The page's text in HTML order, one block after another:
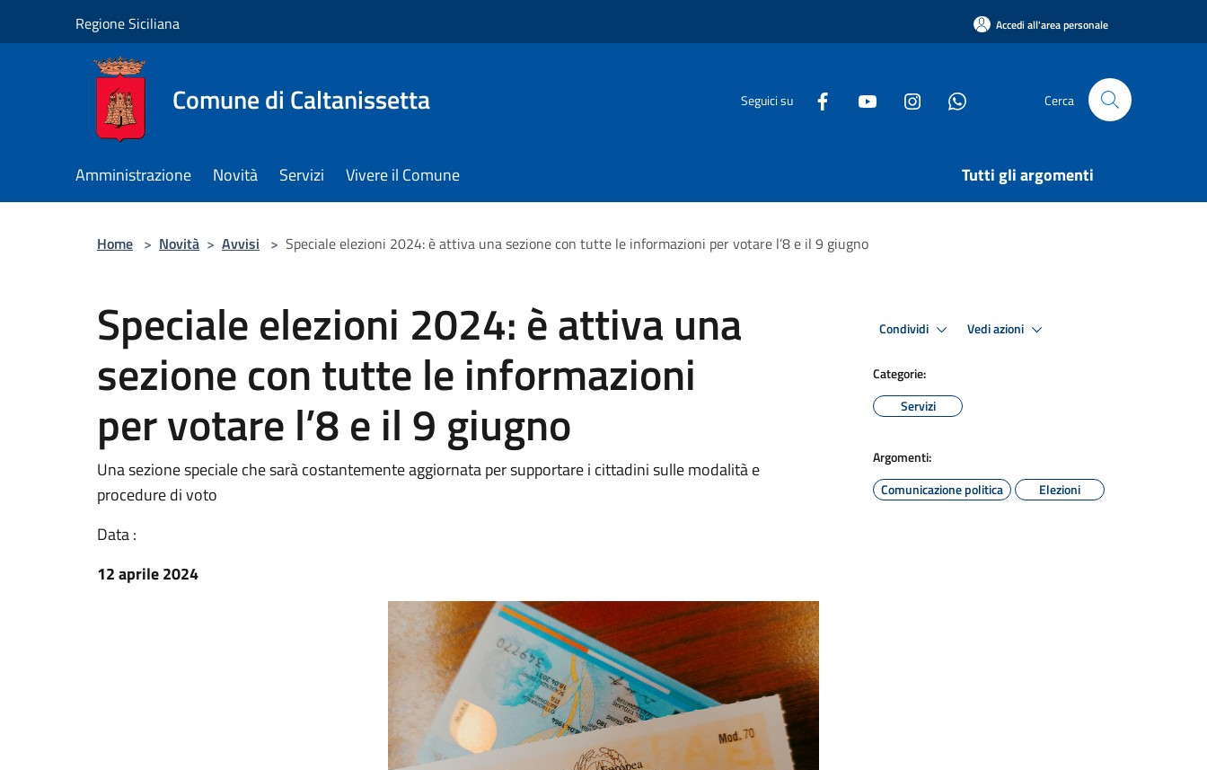
Regione Siciliana Accedi all'area personale
Comune di Caltanissetta Seguici su Cerca
Amministrazione Novità Servizi Vivere il Comune Tutti gli argomenti
Home > Novità > Avvisi > Speciale elezioni 2024: è attiva una sezione con tutte le informazioni per votare l’8 e il 9 giugno
Speciale elezioni 2024: è attiva una
sezione con tutte le informazioni
per votare l’8 e il 9 giugno
Una sezione speciale che sarà costantemente aggiornata per supportare i cittadini sulle modalità e
procedure di voto
Data :
12 aprile 2024
Condividi Vedi azioni
Categorie:
Servizi
Argomenti:
Comunicazione politica
Elezioni